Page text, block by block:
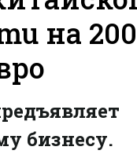
на 200
бизнесу.